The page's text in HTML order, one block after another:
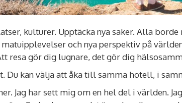
kulturer. Upptäcka nya saker. Alla
och nya perspektiv på
resa gör dig lugnare, det gör dig
kan välja att åka till samma hotell, i
Jag har sett mig om en hel del i världen.